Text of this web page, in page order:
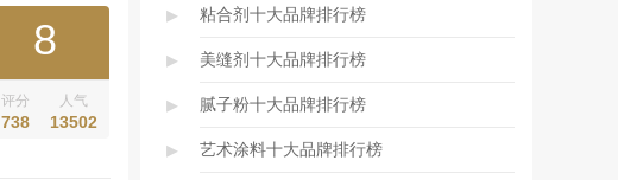
8
评分
738
人气
13502
▸ 粘合剂十大品牌排行榜
▸ 美缝剂十大品牌排行榜
▸ 腻子粉十大品牌排行榜
▸ 艺术涂料十大品牌排行榜